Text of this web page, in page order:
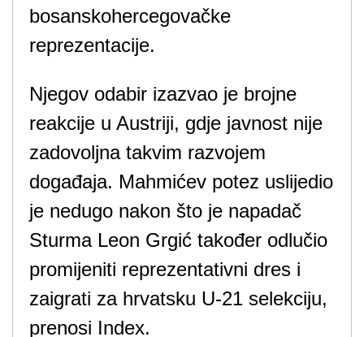
bosanskohercegovačke
reprezentacije.
Njegov odabir izazvao je brojne
reakcije u Austriji, gdje javnost nije
zadovoljna takvim razvojem
događaja. Mahmićev potez uslijedio
je nedugo nakon što je napadač
Sturma Leon Grgić također odlučio
promijeniti reprezentativni dres i
zaigrati za hrvatsku U-21 selekciju,
prenosi Index.